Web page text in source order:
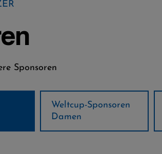
Sponsoren
Weltcup-Sponsoren
Herren